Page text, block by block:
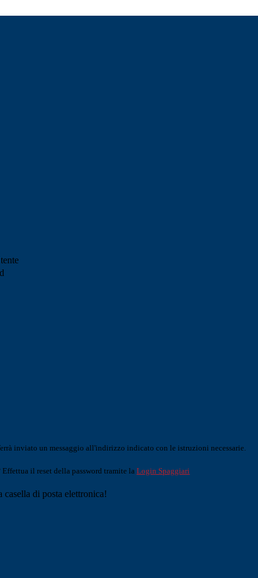
inviato un messaggio all'indirizzo indicato con le istruzioni necessarie.
il reset della password tramite la Login Spaggiari
di posta elettronica!